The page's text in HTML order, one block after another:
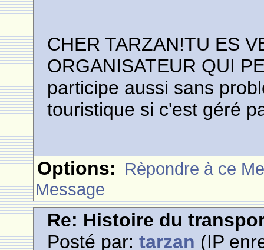
CHER TARZAN!TU ES
ORGANISATEUR QUI
participe aussi sans
touristique si c'est géré
Options: Rèpondre à ce
Message
Re: Histoire du
Posté par:tarzan (IP